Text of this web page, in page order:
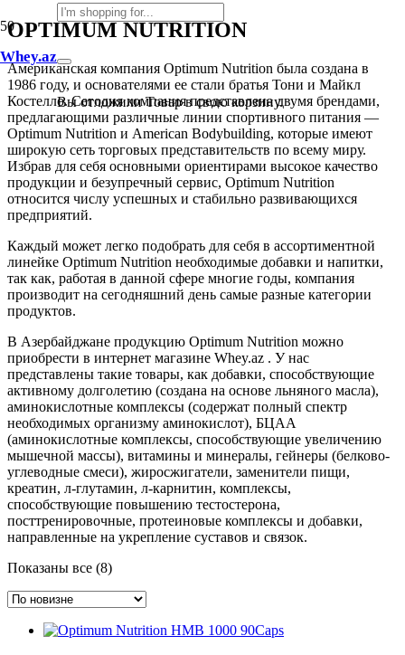
Whey.az
Вы отложилиТоварв свою корзину.
OPTIMUM NUTRITION
Американская компания Optimum Nutrition была создана в
1986 году, и основателями ее стали братья Тони и Майкл
Костелло. Сегодня компания представлена двумя брендами,
предлагающими различные линии спортивного питания —
Optimum Nutrition и American Bodybuilding, которые имеют
широкую сеть торговых представительств по всему миру.
Избрав для себя основными ориентирами высокое качество
продукции и безупречный сервис, Optimum Nutrition
относится числу успешных и стабильно развивающихся
предприятий.
Каждый может легко подобрать для себя в ассортиментной
линейке Optimum Nutrition необходимые добавки и напитки,
так как, работая в данной сфере многие годы, компания
производит на сегодняшний день самые разные категории
продуктов.
В Азербайджане продукцию Optimum Nutrition можно
приобрести в интернет магазине Whey.az . У нас
представлены такие товары, как добавки, способствующие
активному долголетию (создана на основе льняного масла),
аминокислотные комплексы (содержат полный спектр
необходимых организму аминокислот), БЦАА
(аминокислотные комплексы, способствующие увеличению
мышечной массы), витамины и минералы, гейнеры (белково-
углеводные смеси), жиросжигатели, заменители пищи,
креатин, л-глутамин, л-карнитин, комплексы,
способствующие повышению тестостерона,
посттренировочные, протеиновые комплексы и добавки,
направленные на укрепление суставов и связок.
Показаны все (8)Сортировка:
недавние